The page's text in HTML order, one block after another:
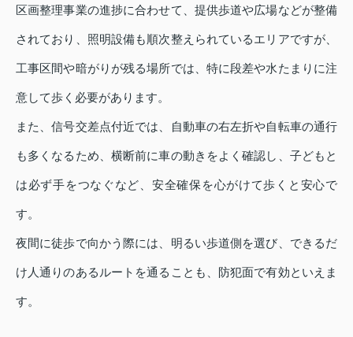
区画整理事業の進捗に合わせて、提供歩道や広場などが整備
されており、照明設備も順次整えられているエリアですが、
工事区間や暗がりが残る場所では、特に段差や水たまりに注
意して歩く必要があります。
また、信号交差点付近では、自動車の右左折や自転車の通行
も多くなるため、横断前に車の動きをよく確認し、子どもと
は必ず手をつなぐなど、安全確保を心がけて歩くと安心で
す。
夜間に徒歩で向かう際には、明るい歩道側を選び、できるだ
け人通りのあるルートを通ることも、防犯面で有効といえま
す。